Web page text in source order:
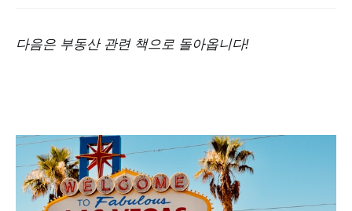
다음은 부동산 관련 책으로 돌아옵니다!